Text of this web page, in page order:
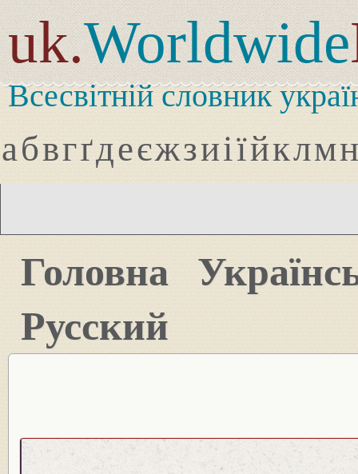
uk.Worldwide
Всесвітній словник
абвгґдеєжзиіїйклмн
Головна
Русский